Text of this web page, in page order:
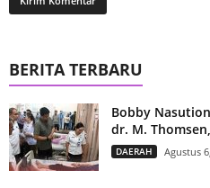
BERITA TERBARU
Bobby
dr. M.
DAERAH Agustus